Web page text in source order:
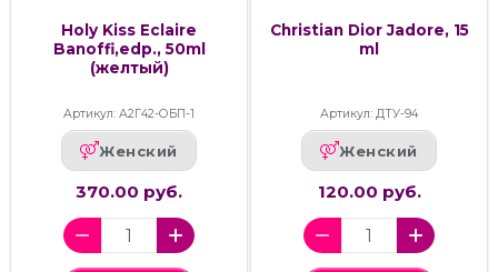
Holy Kiss Eclaire
Banoffi,edp., 50ml
(желтый)
Артикул: А2Г42-ОБП-1
Женский
370.00 руб.
Christian Dior Jadore, 15
ml
Артикул: ДТУ-94
Женский
120.00 руб.